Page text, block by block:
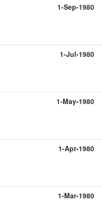
1-Sep-1980
1-Jul-1980
1-May-1980
1-Apr-1980
1-Mar-1980